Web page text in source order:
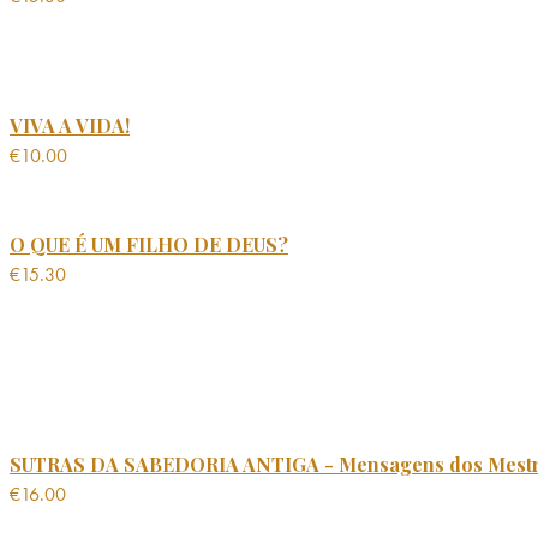
VIVA A VIDA!
€10.00
O QUE É UM FILHO DE DEUS?
€15.30
SUTRAS DA SABEDORIA ANTIGA - Mensagens dos
€16.00